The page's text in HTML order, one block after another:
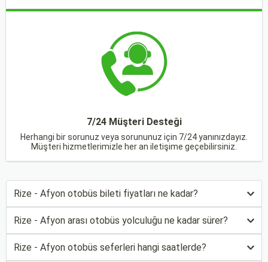
7/24 Müşteri Desteği
Herhangi bir sorunuz veya sorununuz için 7/24 yanınızdayız.
Müşteri hizmetlerimizle her an iletişime geçebilirsiniz.
Rize - Afyon otobüs bileti fiyatları ne kadar?
Rize - Afyon arası otobüs yolculuğu ne kadar sürer?
Rize - Afyon otobüs seferleri hangi saatlerde?